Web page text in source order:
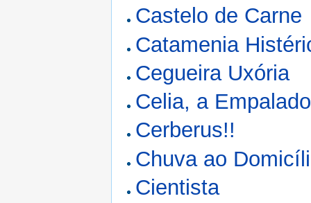
Castelo de Carne
Catamenia
Cegueira Uxória
Celia, a
Cerberus!!
Chuva ao
Cientista